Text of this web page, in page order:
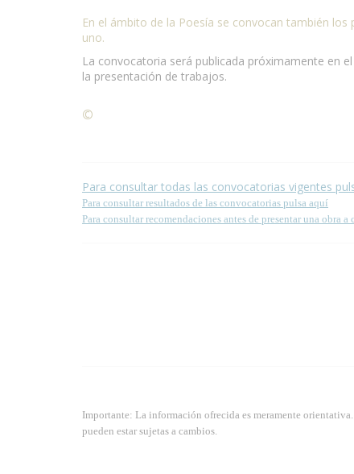
En el ámbito de la Poesía se convocan también
uno.
La convocatoria será publicada próximamente en
la presentación de trabajos.
©
Para consultar todas las convocatorias vigentes
Para consultar resultados de las convocatorias pulsa aquí
Para consultar recomendaciones antes de presentar una obra a
Importante: La información ofrecida es meramente
pueden estar sujetas a cambios.